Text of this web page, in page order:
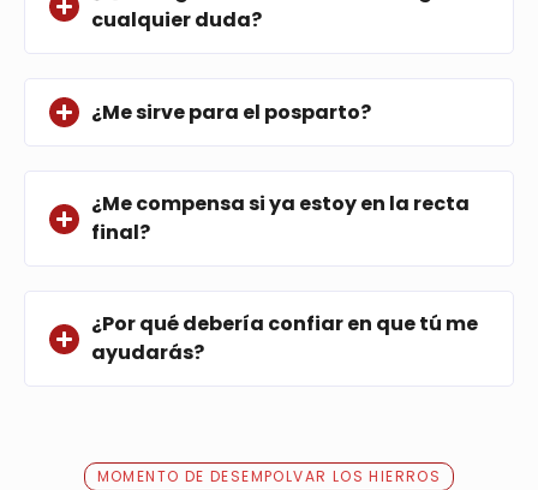
cualquier duda?
¿Me sirve para el posparto?
¿Me compensa si ya estoy en la recta
final?
¿Por qué debería confiar en que tú me
ayudarás?
MOMENTO DE DESEMPOLVAR LOS HIERROS